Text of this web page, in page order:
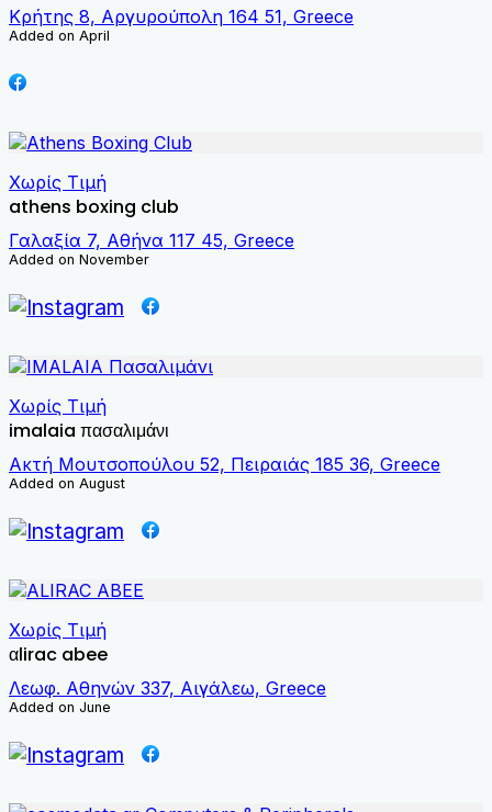
Κρήτης 8, Αργυρούπολη 164 51, Greece
Added on April
Χωρίς Τιμή
athens boxing club
Γαλαξία 7, Αθήνα 117 45, Greece
Added on November
Χωρίς Τιμή
imalaia πασαλιμάνι
Ακτή Μουτσοπούλου 52, Πειραιάς 185 36, Greece
Added on August
Χωρίς Τιμή
αlirac abee
Λεωφ. Αθηνών 337, Αιγάλεω, Greece
Added on June